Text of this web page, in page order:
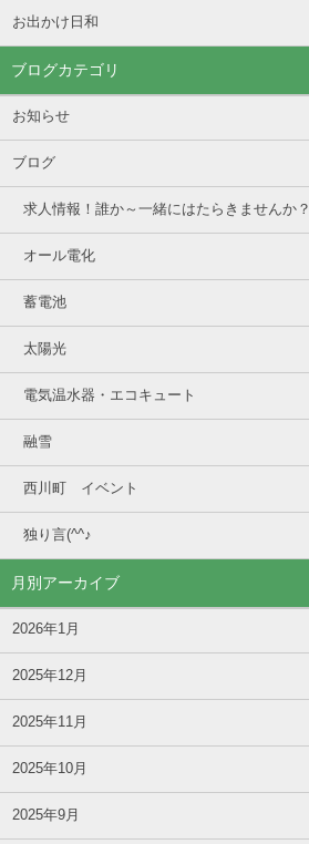
お出かけ日和
ブログカテゴリ
お知らせ
ブログ
求人情報！誰か～一緒にはたらきませんか？
オール電化
蓄電池
太陽光
電気温水器・エコキュート
融雪
西川町 イベント
独り言(^^♪
月別アーカイブ
2026年1月
2025年12月
2025年11月
2025年10月
2025年9月